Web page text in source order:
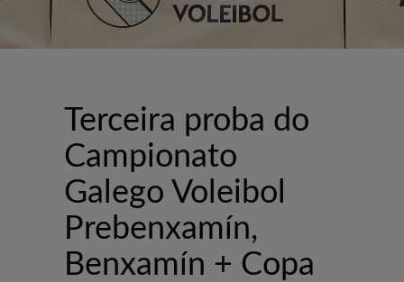
Terceira proba do
Campionato
Galego Voleibol
Prebenxamín,
Benxamín + Copa